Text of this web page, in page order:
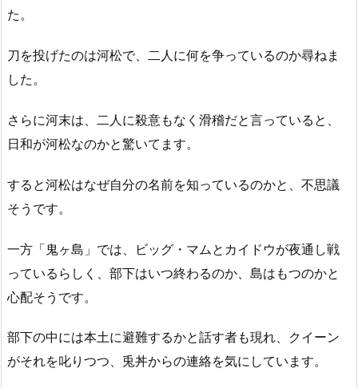
た。
刀を投げたのは河松で、二人に何を争っているのか尋ねま
した。
さらに河末は、二人に殺意もなく滑稽だと言っていると、
日和が河松なのかと驚いてます。
すると河松はなぜ自分の名前を知っているのかと、不思議
そうです。
一方「鬼ヶ島」では、ビッグ・マムとカイドウが夜通し戦
っているらしく、部下はいつ終わるのか、島はもつのかと
心配そうです。
部下の中には本土に避難するかと話す者も現れ、クイーン
がそれを叱りつつ、兎丼からの連絡を気にしています。